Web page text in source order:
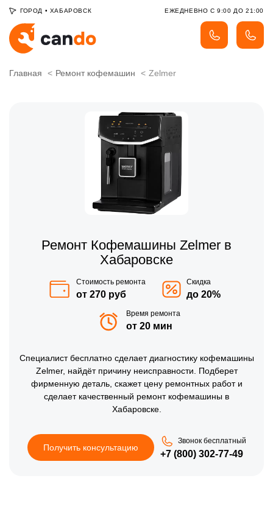
ГОРОД • ХАБАРОВСК ЕЖЕДНЕВНО С 9:00 ДО 21:00
Главная Ремонт кофемашин Zelmer
Ремонт Кофемашины Zelmer в
Хабаровске
Стоимость ремонта
от 270 руб
Скидка
до 20%
Время ремонта
от 20 мин
Специалист бесплатно сделает диагностику кофемашины
Zelmer, найдёт причину неисправности. Подберет
фирменную деталь, скажет цену ремонтных работ и
сделает качественный ремонт кофемашины в
Хабаровске.
Получить консультацию
Звонок бесплатный
+7 (800) 302-77-49